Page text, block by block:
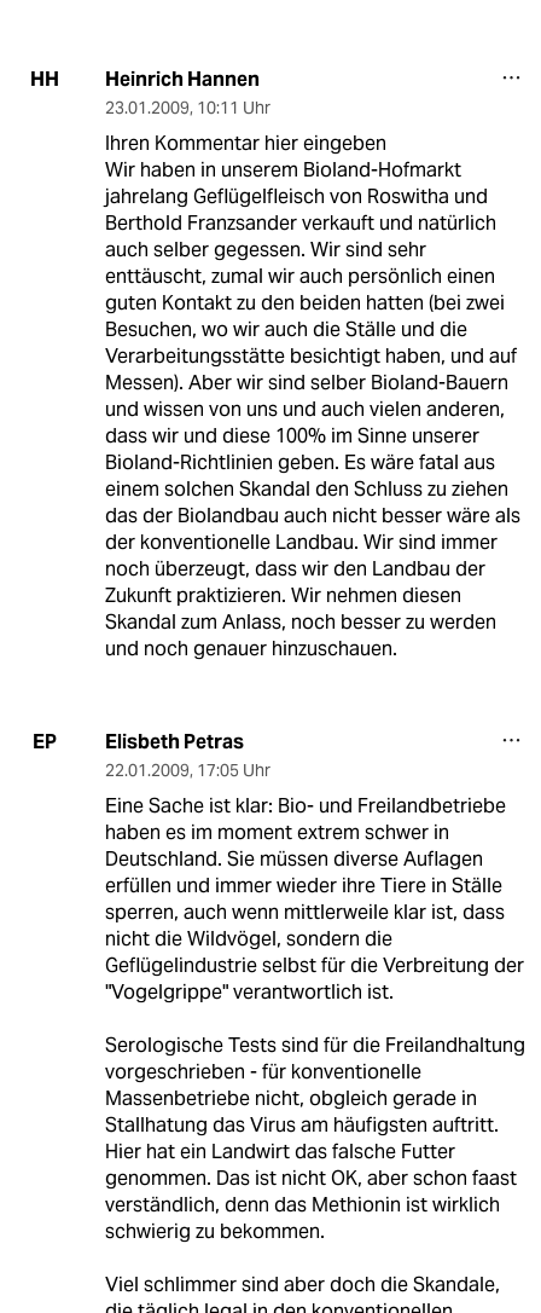
HH Heinrich Hannen
23.01.2009, 10:11 Uhr
Ihren Kommentar hier eingeben
Wir haben in unserem Bioland-Hofmarkt
jahrelang Geflügelfleisch von Roswitha und
Berthold Franzsander verkauft und natürlich
auch selber gegessen. Wir sind sehr
enttäuscht, zumal wir auch persönlich einen
guten Kontakt zu den beiden hatten (bei zwei
Besuchen, wo wir auch die Ställe und die
Verarbeitungsstätte besichtigt haben, und auf
Messen). Aber wir sind selber Bioland-Bauern
und wissen von uns und auch vielen anderen,
dass wir und diese 100% im Sinne unserer
Bioland-Richtlinien geben. Es wäre fatal aus
einem solchen Skandal den Schluss zu ziehen
das der Biolandbau auch nicht besser wäre als
der konventionelle Landbau. Wir sind immer
noch überzeugt, dass wir den Landbau der
Zukunft praktizieren. Wir nehmen diesen
Skandal zum Anlass, noch besser zu werden
und noch genauer hinzuschauen.
EP Elisbeth Petras
22.01.2009, 17:05 Uhr
Eine Sache ist klar: Bio- und Freilandbetriebe
haben es im moment extrem schwer in
Deutschland. Sie müssen diverse Auflagen
erfüllen und immer wieder ihre Tiere in Ställe
sperren, auch wenn mittlerweile klar ist, dass
nicht die Wildvögel, sondern die
Geflügelindustrie selbst für die Verbreitung der
"Vogelgrippe" verantwortlich ist.
Serologische Tests sind für die Freilandhaltung
vorgeschrieben - für konventionelle
Massenbetriebe nicht, obgleich gerade in
Stallhatung das Virus am häufigsten auftritt.
Hier hat ein Landwirt das falsche Futter
genommen. Das ist nicht OK, aber schon faast
verständlich, denn das Methionin ist wirklich
schwierig zu bekommen.
Viel schlimmer sind aber doch die Skandale,